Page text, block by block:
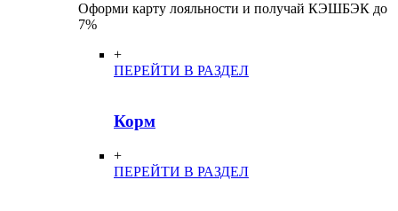
Оформи карту лояльности и получай КЭШБЭК до
7%
+
ПЕРЕЙТИ В РАЗДЕЛ
Корм
+
ПЕРЕЙТИ В РАЗДЕЛ